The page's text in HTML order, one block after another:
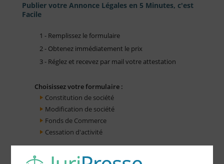
Publier votre Annonce Légales en 5 Minutes, c'est
Facile
1 - Remplissez le formulaire
2 - Obtenez immédiatement le prix
3 - Réglez et recevez par mail votre attestation
Choisissez votre formulaire :
Constitution de société
Modification de société
Fonds de Commerce
Cessation d'activité